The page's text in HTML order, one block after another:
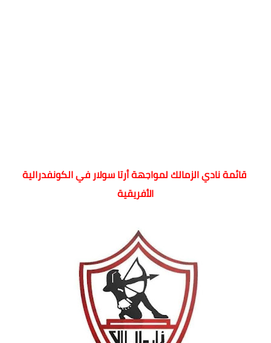
قائمة نادي الزمالك لمواجهة أرتا سولار في الكونفدرالية
الأفريقية